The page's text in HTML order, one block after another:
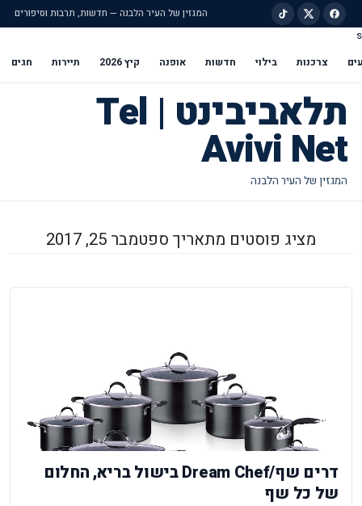
המגזין של העיר הלבנה — חדשות, תרבות וסיפורים
s
צרכנות בילוי חדשות אופנה קיץ 2026 תיירות חגים
תלאביבינט | Tel
Avivi Net
מציג פוסטים מתאריך ספטמבר 25, 2017
דרים שף/Dream Chef בישול בריא, החלום
של כל שף